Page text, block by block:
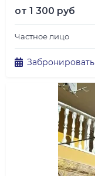
от 1 300 руб
Частное лицо
Забронировать